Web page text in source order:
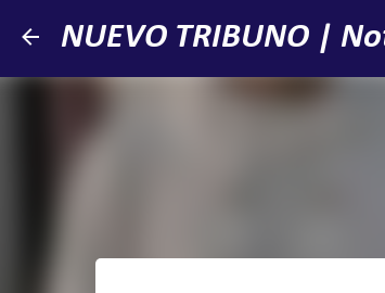
NUEVO TRIBUNO |